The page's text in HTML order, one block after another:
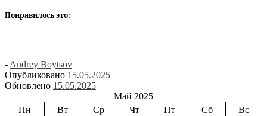
Понравилось это:
- Andrey Boytsov
Опубликовано 15.05.2025
Обновлено 15.05.2025
Май 2025
Пн
Вт Ср Чт Пт Сб
Вс